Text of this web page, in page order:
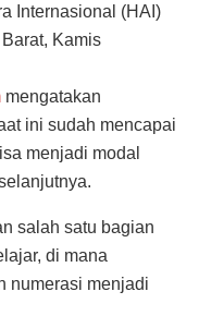
Internasional (HAI)
Kamis
mengatakan
ini sudah mencapai
menjadi modal
salah satu bagian
di mana
numerasi menjadi